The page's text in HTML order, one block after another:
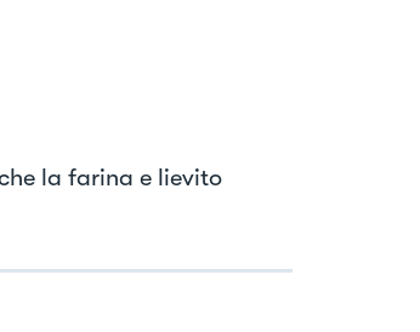
la farina e lievito